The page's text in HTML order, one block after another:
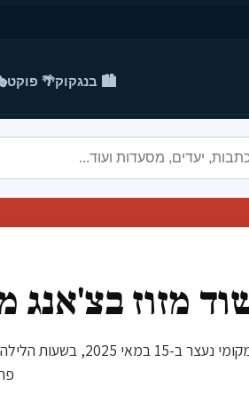
🏙️ בנגקוק🌴 פוקט
מזוז בצ'אנג
שוד מזוז בצ'אנג מאי